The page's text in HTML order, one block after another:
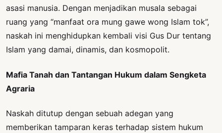
asasi manusia. Dengan menjadikan musala sebagai
ruang yang “manfaat ora mung gawe wong Islam tok”,
naskah ini menghidupkan kembali visi Gus Dur tentang
Islam yang damai, dinamis, dan kosmopolit.
Mafia Tanah dan Tantangan Hukum dalam Sengketa
Agraria
Naskah ditutup dengan sebuah adegan yang
memberikan tamparan keras terhadap sistem hukum